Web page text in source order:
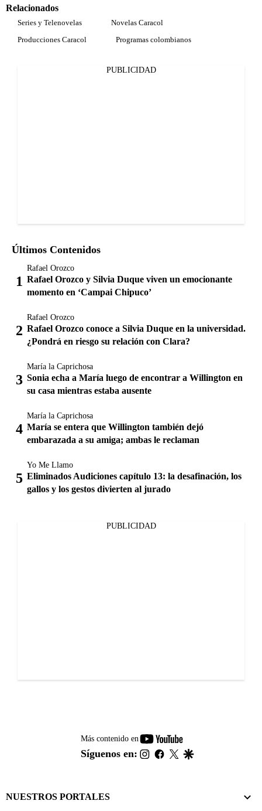
Relacionados
Series y Telenovelas
Novelas Caracol
Producciones Caracol
Programas colombianos
PUBLICIDAD
Últimos Contenidos
Rafael Orozco
Rafael Orozco y Silvia Duque viven un emocionante
momento en ‘Campai Chipuco’
Rafael Orozco
Rafael Orozco conoce a Silvia Duque en la universidad.
¿Pondrá en riesgo su relación con Clara?
María la Caprichosa
Sonia echa a María luego de encontrar a Willington en
su casa mientras estaba ausente
María la Caprichosa
María se entera que Willington también dejó
embarazada a su amiga; ambas le reclaman
Yo Me Llamo
Eliminados Audiciones capítulo 13: la desafinación, los
gallos y los gestos divierten al jurado
PUBLICIDAD
Más contenido en
youtube-
footer
Síguenos en: instagram
facebook
twitter
NUESTROS PORTALES